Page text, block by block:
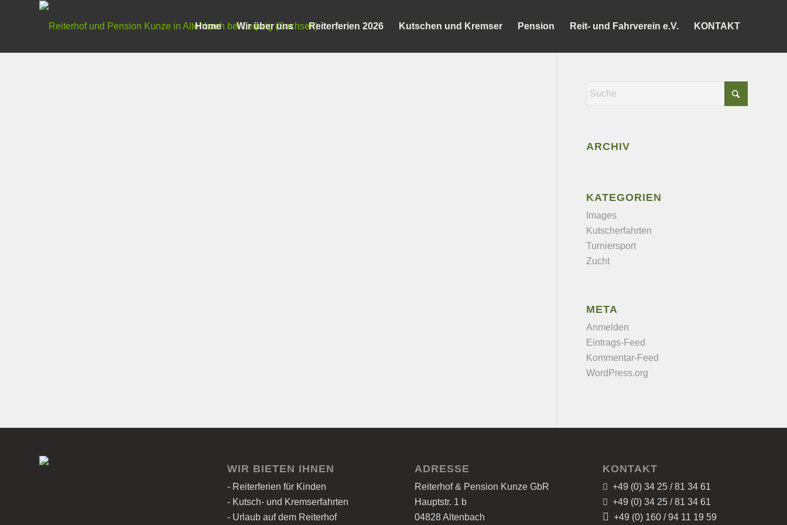
Home Wir über uns Reiterferien 2026 Kutschen und Kremser Pension Reit- und Fahrverein e.V. KONTAKT
ARCHIV
KATEGORIEN
Images
Kutscherfahrten
Turniersport
Zucht
META
Anmelden
Eintrags-Feed
Kommentar-Feed
WordPress.org
WIR BIETEN IHNEN
- Reiterferien für Kinden
- Kutsch- und Kremserfahrten
- Urlaub auf dem Reiterhof
ADRESSE
Reiterhof & Pension Kunze GbR
Hauptstr. 1 b
04828 Altenbach
KONTAKT
+49 (0) 34 25 / 81 34 61
+49 (0) 34 25 / 81 34 61
+49 (0) 160 / 94 11 19 59